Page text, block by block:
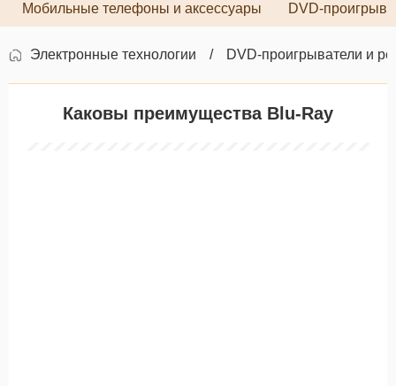
Мобильные телефоны и аксессуары DVD-
Электронные технологии DVD-проигрыватели и
Каковы преимущества Blu-Ray